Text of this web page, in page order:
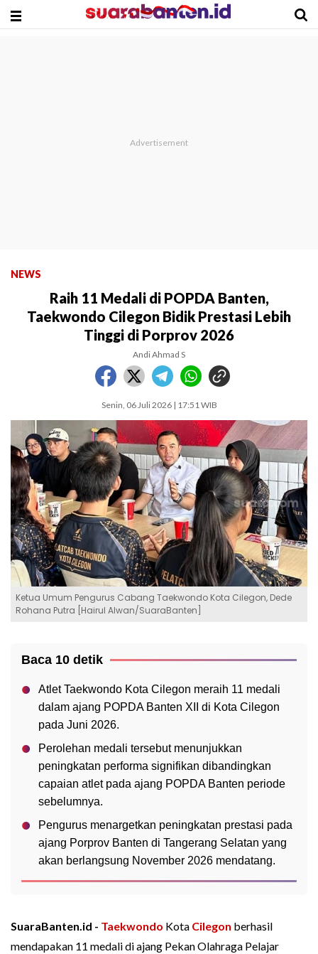
NEWS
Raih 11 Medali di POPDA Banten,
Taekwondo Cilegon Bidik Prestasi Lebih
Tinggi di Porprov 2026
Andi Ahmad S
Senin, 06 Juli 2026 | 17:51 WIB
Ketua Umum Pengurus Cabang Taekwondo Kota Cilegon, Dede
Rohana Putra [Hairul Alwan/SuaraBanten]
Baca 10 detik
Atlet Taekwondo Kota Cilegon meraih 11 medali
dalam ajang POPDA Banten XII di Kota Cilegon
pada Juni 2026.
Perolehan medali tersebut menunjukkan
peningkatan performa signifikan dibandingkan
capaian atlet pada ajang POPDA Banten periode
sebelumnya.
Pengurus menargetkan peningkatan prestasi pada
ajang Porprov Banten di Tangerang Selatan yang
akan berlangsung November 2026 mendatang.
SuaraBanten.id - Taekwondo Kota Cilegon berhasil
mendapakan 11 medali di ajang Pekan Olahraga Pelajar